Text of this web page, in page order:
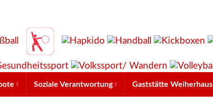
Soziale Verantwortung Gaststätte Weiherhaus